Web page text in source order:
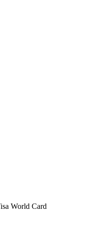
World Card